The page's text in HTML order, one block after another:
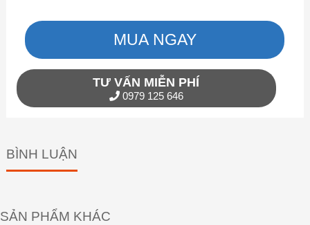
MUA NGAY
TƯ VẤN MIỄN PHÍ
0979 125 646
BÌNH LUẬN
SẢN PHẨM KHÁC